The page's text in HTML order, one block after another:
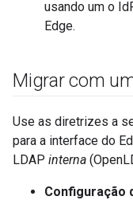
usando um o
Edge.
Migrar com
Use as diretrizes a
para a interface do
LDAP interna
Configuração